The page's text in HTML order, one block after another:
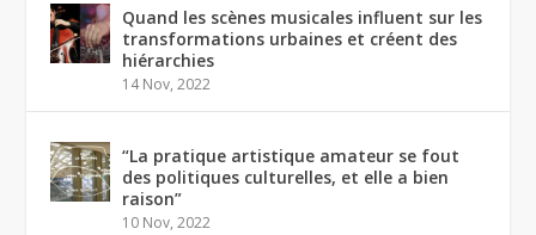
Quand les scènes musicales influent sur les
transformations urbaines et créent des
hiérarchies
14 Nov, 2022
“La pratique artistique amateur se fout
des politiques culturelles, et elle a bien
raison”
10 Nov, 2022